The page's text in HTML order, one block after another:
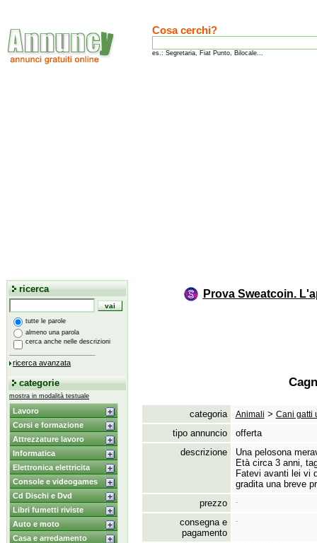
Cosa cerchi?
es.: Segretaria, Fiat Punto, Bilocale...
ricerca
tutte le parole
almeno una parola
cerca anche nelle descrizioni
ricerca avanzata
categorie
mostra in modalità testuale
Lavoro
Corsi e formazione
Attrezzature lavoro
Informatica
Elettronica elettricita
Console e videogames
Cd Dischi e Dvd
Libri fumetti riviste
Auto e moto
Casa e arredamento
Prova Sweatcoin.
categoria Animali > Cani gatti
tipo annuncio
offerta
descrizione
Una pelosona
Età circa 3 anni,
Fatevi avanti lei vi
gradita una breve
prezzo
-
consegna e
pagamento
-